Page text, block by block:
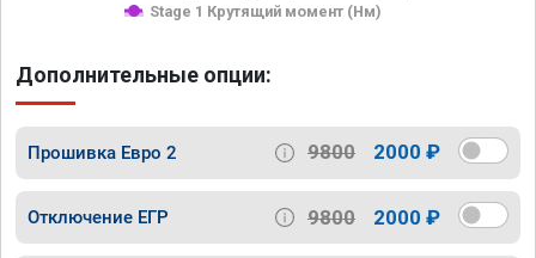
Stage 1 Крутящий момент (Нм)
Дополнительные опции:
Прошивка Евро 2 9800 2000 ₽
Отключение ЕГР 9800 2000 ₽